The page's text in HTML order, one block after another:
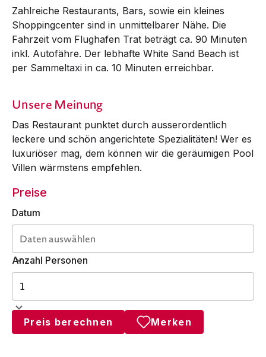
Zahlreiche Restaurants, Bars, sowie ein kleines
Shop­ping­center sind in unmittelbarer Nähe. Die
Fahr­zeit vom Flug­­­­hafen Trat beträgt ca. 90 Minuten
inkl. Autofähre. Der lebhafte White Sand Beach ist
per Sammeltaxi in ca. 10 Minuten erreichbar.
Unsere Meinung
Das Restaurant punktet durch ausserordentlich
leckere und schön angerichtete Spezialitäten! Wer es
luxuriöser mag, dem können wir die geräumigen Pool
Villen wärmstens empfehlen.
Preise
Datum
Anzahl Personen
Preis berechnen Merken